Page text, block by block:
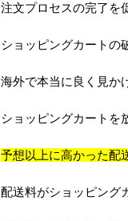
注文プロセスの完了を
ショッピングカートの
海外で本当に良く見か
ショッピングカートを
予想以上に高かった配
配送料がショッピング